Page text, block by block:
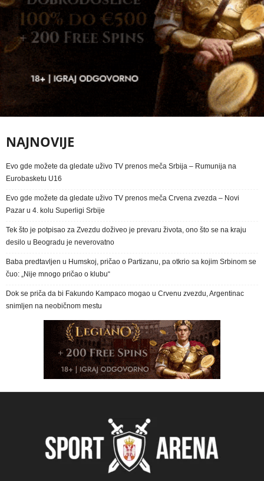
NAJNOVIJE
Evo gde možete da gledate uživo TV prenos meča Srbija – Rumunija na
Eurobasketu U16
Evo gde možete da gledate uživo TV prenos meča Crvena zvezda – Novi
Pazar u 4. kolu Superligi Srbije
Tek što je potpisao za Zvezdu doživeo je prevaru života, ono što se na kraju
desilo u Beogradu je neverovatno
Baba predtavljen u Humskoj, pričao o Partizanu, pa otkrio sa kojim Srbinom se
čuo: „Nije mnogo pričao o klubu“
Dok se priča da bi Fakundo Kampaco mogao u Crvenu zvezdu, Argentinac
snimljen na neobičnom mestu